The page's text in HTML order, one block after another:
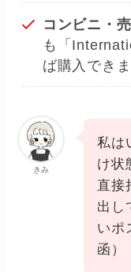
コンビニ・
も「
ば購入でき
きみ
私は
け状
直接
出し
いポ
函）